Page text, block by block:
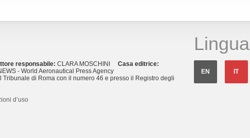
responsabile: CLARA MOSCHINI Casa editrice:
- World Aeronautical Press Agency
di Roma con il numero 46 e presso il Registro degli
d’uso
Lingua
EN IT